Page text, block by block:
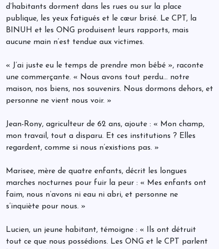
d’habitants dorment dans les rues ou sur la place
publique, les yeux fatigués et le cœur brisé. Le CPT, la
BINUH et les ONG produisent leurs rapports, mais
aucune main n’est tendue aux victimes.
« J’ai juste eu le temps de prendre mon bébé », raconte
une commerçante. « Nous avons tout perdu… notre
maison, nos biens, nos souvenirs. Nous dormons dehors, et
personne ne vient nous voir. »
Jean-Rony, agriculteur de 62 ans, ajoute : « Mon champ,
mon travail, tout a disparu. Et ces institutions ? Elles
regardent, comme si nous n’existions pas. »
Marisee, mère de quatre enfants, décrit les longues
marches nocturnes pour fuir la peur : « Mes enfants ont
faim, nous n’avons ni eau ni abri, et personne ne
s’inquiète pour nous. »
Lucien, un jeune habitant, témoigne : « Ils ont détruit
tout ce que nous possédions. Les ONG et le CPT parlent